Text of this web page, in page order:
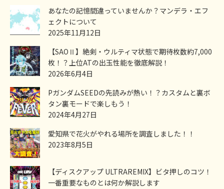
あなたの記憶間違っていませんか？マンデラ・エフ
ェクトについて
2025年11月12日
【SAOⅡ】絶剣・ウルティマ状態で期待枚数約7,000
枚！？上位ATの出玉性能を徹底解説！
2026年6月4日
PガンダムSEEDの先読みが熱い！？カスタムと裏ボ
タン裏モードで楽しもう！
2024年4月27日
愛知県で花火がやれる場所を調査しました！！
2023年8月5日
【ディスクアップ ULTRAREMIX】ビタ押しのコツ！
一番重要なものとは何か解説します